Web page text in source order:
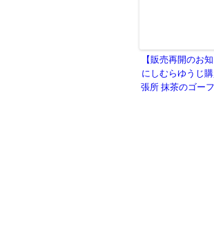
【販売再開のお
にしむらゆうじ
張所 抹茶のゴー